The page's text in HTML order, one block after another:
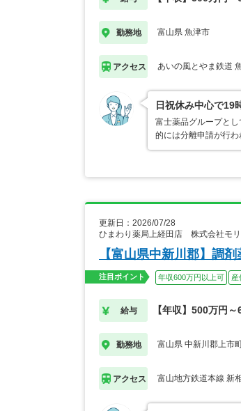
勤務地 富山県 魚津市
アクセス あいの風とやま鉄道
日祝休み中心で19
富士薬品グループと
的には分離申請が行
更新日：2026/07/28
ひまわり薬局上経田店 株式会社モリ
【富山県中新川郡】調
注目ポイント 年収600万円以上可 産
給与 【年収】500万円
勤務地 富山県 中新川郡上市
アクセス 富山地方鉄道本線 新